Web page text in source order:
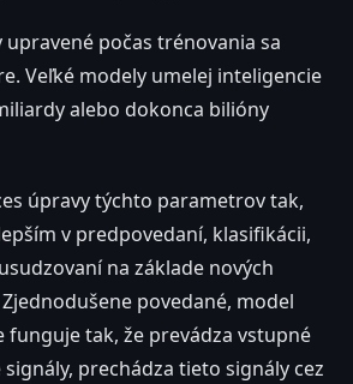
počas trénovania sa
Veľké modely umelej inteligencie
alebo dokonca bilióny
úpravy týchto parametrov tak,
v predpovedaní, klasifikácii,
na základe nových
povedané, model
funguje tak, že prevádza vstupné
prechádza tieto signály cez